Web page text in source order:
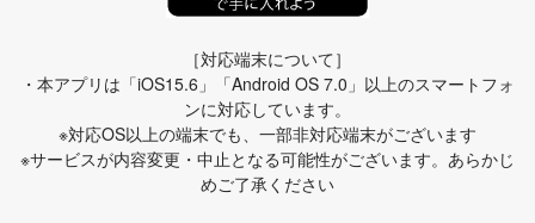
［対応端末について］
・本アプリは「iOS15.6」「Android OS 7.0」以上のスマートフォ
ンに対応しています。
※対応OS以上の端末でも、一部非対応端末がございます
※サービスが内容変更・中止となる可能性がございます。あらかじ
めご了承ください